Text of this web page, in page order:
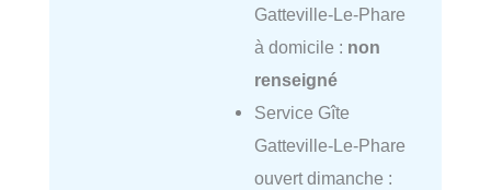
Gatteville-Le-Phare
à domicile : non
renseigné
Service Gîte
Gatteville-Le-Phare
ouvert dimanche :